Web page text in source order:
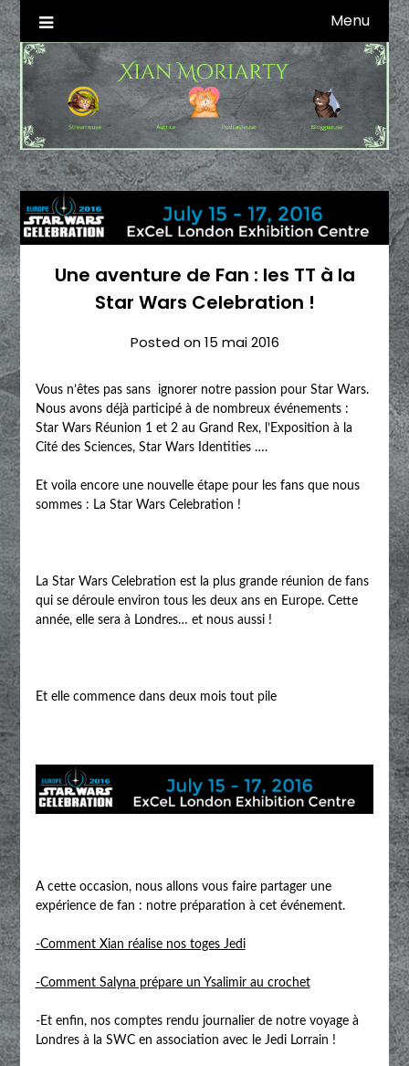
Skip
to
content
Xian Moriarty
Autrice SFFF & Blogueuse & Streameuse Menu
Une aventure de Fan : les TT à la
Star Wars Celebration !
Posted on15 mai 2016
Vous n’êtes pas sans ignorer notre passion pour Star Wars.
Nous avons déjà participé à de nombreux événements :
Star Wars Réunion 1 et 2 au Grand Rex, l’Exposition à la
Cité des Sciences, Star Wars Identities ….
Et voila encore une nouvelle étape pour les fans que nous
sommes : La Star Wars Celebration !
La Star Wars Celebration est la plus grande réunion de fans
qui se déroule environ tous les deux ans en Europe. Cette
année, elle sera à Londres… et nous aussi !
Et elle commence dans deux mois tout pile
A cette occasion, nous allons vous faire partager une
expérience de fan : notre préparation à cet événement.
-Comment Xian réalise nos toges Jedi
-Comment Salyna prépare un Ysalimir au crochet
-Et enfin, nos comptes rendu journalier de notre voyage à
Londres à la SWC en association avec le Jedi Lorrain !